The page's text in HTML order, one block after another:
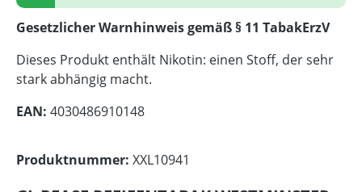
Gesetzlicher Warnhinweis gemäß § 11 TabakErzV
Dieses Produkt enthält Nikotin: einen Stoff, der sehr
stark abhängig macht.
EAN: 4030486910148
Produktnummer: XXL10941